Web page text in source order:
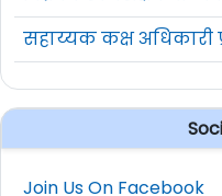
सहाय्यक कक्ष अधिकारी
Join Us On Facebook